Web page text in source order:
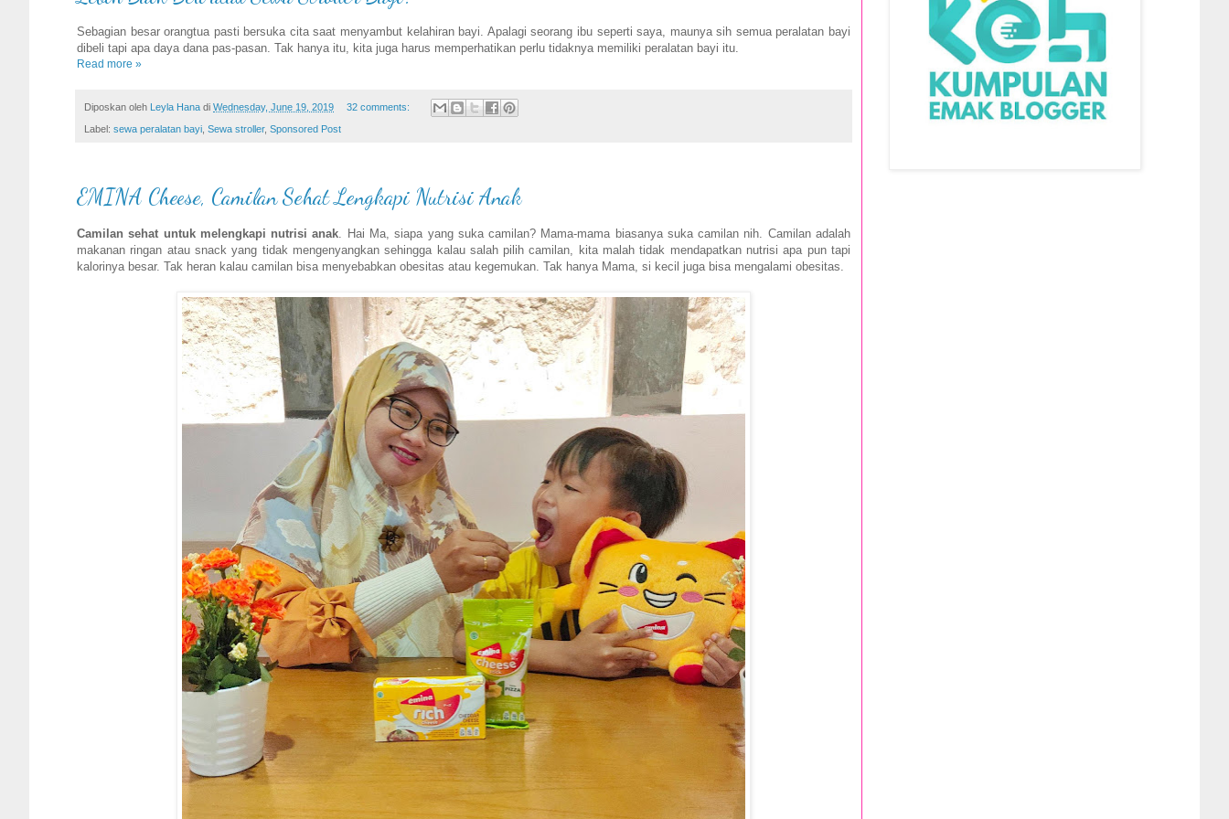
Sebagian besar orangtua pasti bersuka cita saat menyambut kelahiran bayi. Apalagi seorang ibu seperti saya, maunya sih semua peralatan bayi
dibeli tapi apa daya dana pas-pasan. Tak hanya itu, kita juga harus memperhatikan perlu tidaknya memiliki peralatan bayi itu.
Read more »
Diposkan oleh Leyla Hana di Wednesday, June 19, 2019 32 comments:
Label: sewa peralatan bayi, Sewa stroller, Sponsored Post
EMINA Cheese, Camilan Sehat Lengkapi Nutrisi Anak
Camilan sehat untuk melengkapi nutrisi anak . Hai Ma, siapa yang suka camilan? Mama-mama biasanya suka camilan nih. Camilan adalah
makanan ringan atau snack yang tidak mengenyangkan sehingga kalau salah pilih camilan, kita malah tidak mendapatkan nutrisi apa pun tapi
kalorinya besar. Tak heran kalau camilan bisa menyebabkan obesitas atau kegemukan. Tak hanya Mama, si kecil juga bisa mengalami obesitas.